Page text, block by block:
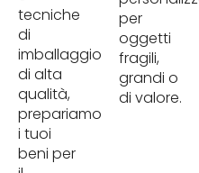
tecniche
di
imballaggio
di alta
qualità,
prepariamo
i tuoi
beni per
per
oggetti
fragili,
grandi o
di valore.